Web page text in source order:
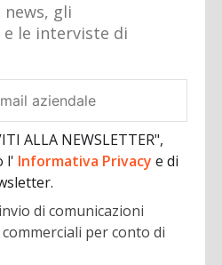
news, gli
le interviste di
ALLA NEWSLETTER",
l' Informativa Privacye di
di comunicazioni
per conto di